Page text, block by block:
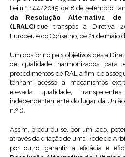
Lei n.º 144/2015, de 8 de setembro,
da Resolução Alternativa
(LRALC),que transpôs a Diretiva
Europeu e do Conselho, de 21 de maio
Um dos principais objetivos desta
de qualidade harmonizados para
procedimentos de RAL a fim de
tenham acesso a mecanismos
elevada qualidade,
independentemente do lugar da
n.º 1).
Assim, procurou-se, por um lado,
através da criação de uma Rede de
por outro, garantir a eficácia e